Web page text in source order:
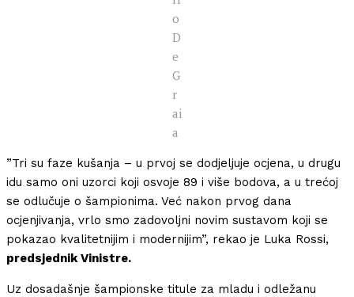
o
D
e
G
r
ai
a
”Tri su faze kušanja – u prvoj se dodjeljuje ocjena, u drugu
idu samo oni uzorci koji osvoje 89 i više bodova, a u trećoj
se odlučuje o šampionima. Već nakon prvog dana
ocjenjivanja, vrlo smo zadovoljni novim sustavom koji se
pokazao kvalitetnijim i modernijim”, rekao je Luka Rossi,
predsjednik Vinistre.
Uz dosadašnje šampionske titule za mladu i odležanu